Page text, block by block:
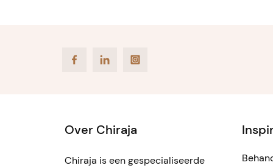
FacebookLinkedIn Instagram
Over Chiraja
Chiraja is een gespecialiseerde